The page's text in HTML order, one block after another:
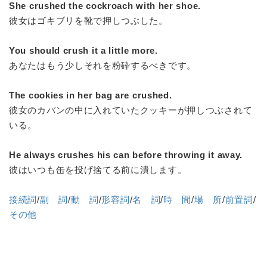
She crushed the cockroach with her shoe.
彼女はゴキブリを靴で押しつぶした。
You should crush it a little more.
あなたはもう少しそれを粉砕するべきです。
The cookies in her bag are crushed.
彼女のカバンの中に入れていたクッキーが押しつぶされて
いる。
He always crushes his can before throwing it away.
彼はいつも缶を投げ捨てる前に潰します。
接続詞/副 詞/動 詞/形容詞/名 詞/時 間/場 所/前置詞/
その他